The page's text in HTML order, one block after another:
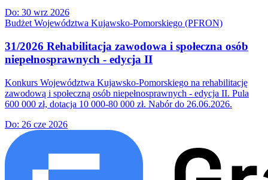
Do: 30 wrz 2026
Budżet Województwa Kujawsko-Pomorskiego (PFRON)
31/2026 Rehabilitacja zawodowa i społeczna osób
niepełnosprawnych - edycja II
Konkurs Województwa Kujawsko-Pomorskiego na rehabilitację
zawodową i społeczną osób niepełnosprawnych - edycja II. Pula
600 000 zł, dotacja 10 000-80 000 zł. Nabór do 26.06.2026.
Do: 26 cze 2026